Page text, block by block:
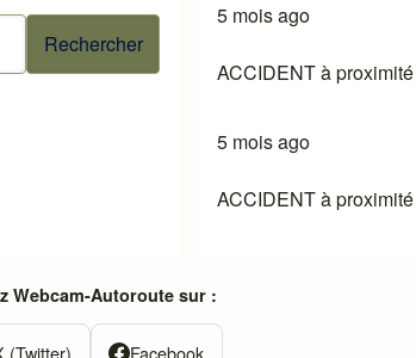
5 mois ago
ACCIDENT à
5 mois ago
ACCIDENT à
Webcam-Autoroute sur :
(Twitter) Facebook